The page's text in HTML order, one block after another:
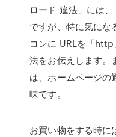
ロード 違法」には
ですが、特に気に
コンに URLを「
法をお伝えします
は、ホームページの
味です。
お買い物をする時に